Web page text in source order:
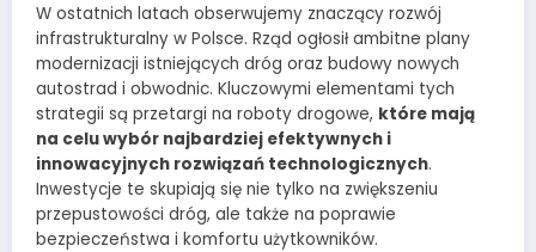
W ostatnich latach obserwujemy znaczący rozwój
infrastrukturalny w Polsce. Rząd ogłosił ambitne plany
modernizacji istniejących dróg oraz budowy nowych
autostrad i obwodnic. Kluczowymi elementami tych
strategii są przetargi na roboty drogowe, które mają
na celu wybór najbardziej efektywnych i
innowacyjnych rozwiązań technologicznych.
Inwestycje te skupiają się nie tylko na zwiększeniu
przepustowości dróg, ale także na poprawie
bezpieczeństwa i komfortu użytkowników.